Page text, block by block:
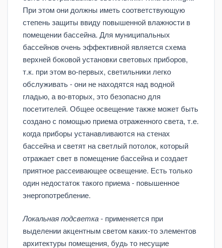
При этом они должны иметь соответствующую
степень защиты ввиду повышенной влажности в
помещении бассейна. Для муниципальных
бассейнов очень эффективной является схема
верхней боковой установки световых приборов,
т.к. при этом во-первых, светильники легко
обслуживать - они не находятся над водной
гладью, а во-вторых, это безопасно для
посетителей. Общее освещение также может быть
создано с помощью приема отраженного света, т.е.
когда приборы устанавливаются на стенах
бассейна и светят на светлый потолок, который
отражает свет в помещение бассейна и создает
приятное рассеивающее освещение. Есть только
один недостаток такого приема - повышенное
энергопотребление.
Локальная подсветка- применяется при
выделении акцентным светом каких-то элементов
архитектуры помещения, будь то несущие